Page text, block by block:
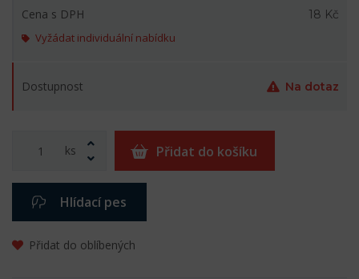
Cena s DPH
18 Kč
Vyžádat individuální nabídku
Dostupnost Na dotaz
ks Přidat do košíku
Hlídací pes
Přidat do oblíbených